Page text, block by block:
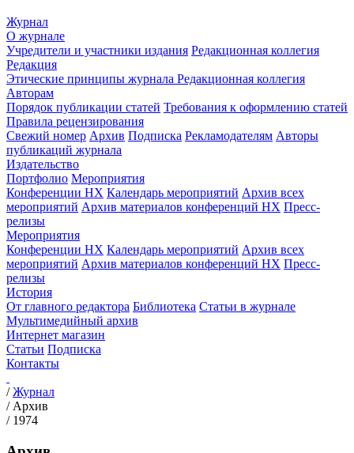
Журнал
О журнале
Учредители и участники издания Редакционная коллегия
Редакция
Этические принципы журнала Редакционная коллегия
Авторам
Порядок публикации статей Требования к оформлению статей
Правила рецензирования
Свежий номер Архив Подписка Рекламодателям Авторы
публикаций журнала
Издательство
Портфолио Мероприятия
Конференции НХ Календарь мероприятий Архив всех
мероприятий Архив материалов конференций НХ Пресс-
релизы
Мероприятия
Конференции НХ Календарь мероприятий Архив всех
мероприятий Архив материалов конференций НХ Пресс-
релизы
История
От главного редактора Библиотека Статьи в журнале
Мультимедийный архив
Интернет магазин
Статьи Подписка
Контакты
/Журнал
/ Архив
/ 1974